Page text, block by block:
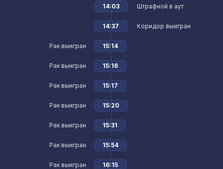
Штрафной в аут
14:03
Коридор выигран
14:37
Рак выигран 15:14
Рак выигран 15:16
Рак выигран 15:17
Рак выигран 15:20
Рак выигран 15:31
Рак выигран 15:54
Рак выигран 16:15